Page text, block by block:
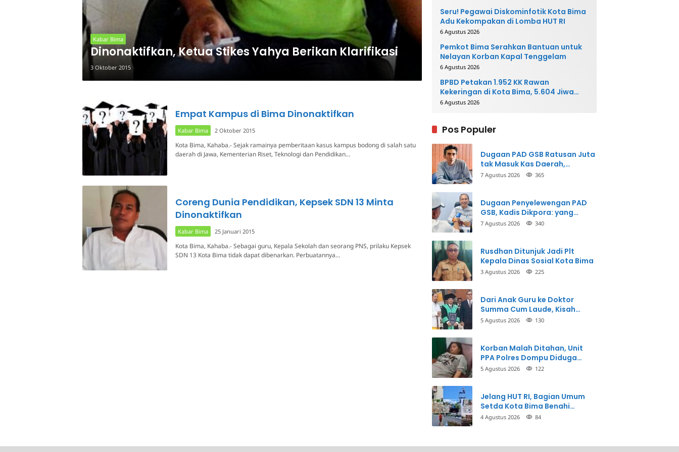
Kabar Bima
Dinonaktifkan, Ketua Stikes Yahya Berikan Klarifikasi
3 Oktober 2015
Empat Kampus di Bima Dinonaktifkan
Kabar Bima 2 Oktober 2015
Kota Bima, Kahaba.- Sejak ramainya pemberitaan kasus kampus bodong di salah satu
daerah di Jawa, Kementerian Riset, Teknologi dan Pendidikan…
Coreng Dunia Pendidikan, Kepsek SDN 13 Minta
Dinonaktifkan
Kabar Bima 25 Januari 2015
Kota Bima, Kahaba.- Sebagai guru, Kepala Sekolah dan seorang PNS, prilaku Kepsek
SDN 13 Kota Bima tidak dapat dibenarkan. Perbuatannya…
Seru! Pegawai Diskominfotik Kota Bima
Adu Kekompakan di Lomba HUT RI
6 Agustus 2026
Pemkot Bima Serahkan Bantuan untuk
Nelayan Korban Kapal Tenggelam
6 Agustus 2026
BPBD Petakan 1.952 KK Rawan
Kekeringan di Kota Bima, 5.604 Jiwa
Berpotensi Terdampak
6 Agustus 2026
Pos Populer
Dugaan PAD GSB Ratusan Juta
tak Masuk Kas Daerah,
Inspektorat Panggil Pihak
7 Agustus 2026 365
Dugaan Penyelewengan PAD
GSB, Kadis Dikpora: yang
Bersangkutan Akui
7 Agustus 2026 340
Rusdhan Ditunjuk Jadi Plt
Kepala Dinas Sosial Kota Bima
3 Agustus 2026 225
Dari Anak Guru ke Doktor
Summa Cum Laude, Kisah
Taman Firdaus Menginspirasi
5 Agustus 2026 130
Korban Malah Ditahan, Unit
PPA Polres Dompu Diduga
Balikkan Fakta Kasus
5 Agustus 2026 122
Jelang HUT RI, Bagian Umum
Setda Kota Bima Benahi
Kantor Pemkot
4 Agustus 2026 84